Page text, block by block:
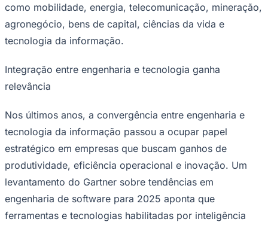
Palmeiras
como mobilidade, energia, telecomunicação, mineração,
agronegócio, bens de capital, ciências da vida e
tecnologia da informação.
Integração entre engenharia e tecnologia ganha
relevância
Nos últimos anos, a convergência entre engenharia e
tecnologia da informação passou a ocupar papel
estratégico em empresas que buscam ganhos de
produtividade, eficiência operacional e inovação. Um
levantamento do Gartner sobre tendências em
engenharia de software para 2025 aponta que
ferramentas e tecnologias habilitadas por inteligência